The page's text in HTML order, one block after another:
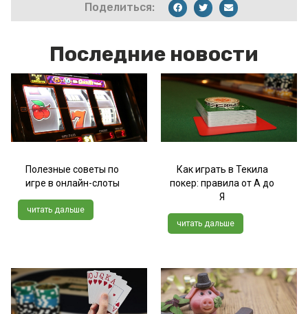
Поделиться:
Последние новости
Полезные советы по
игре в онлайн-слоты
читать дальше
Как играть в Текила
покер: правила от А до
Я
читать дальше